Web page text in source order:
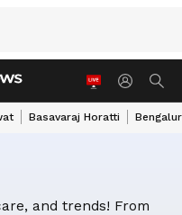
Basavaraj Horatti
and trends! From